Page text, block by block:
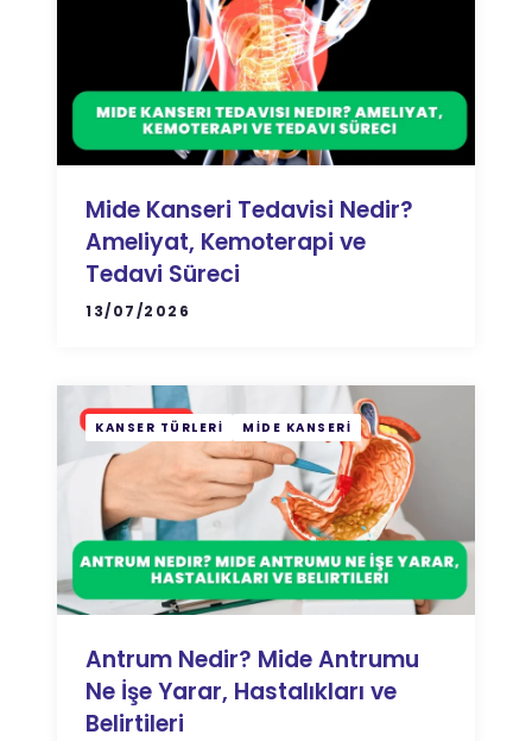
Mide Kanseri Tedavisi Nedir?
Ameliyat, Kemoterapi ve
Tedavi Süreci
13/07/2026
KANSER TÜRLERI MIDE KANSERI
Antrum Nedir? Mide Antrumu
Ne İşe Yarar, Hastalıkları ve
Belirtileri